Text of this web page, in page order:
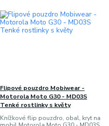
Flipové pouzdro Mobiwear -
Motorola Moto G30 - MD03S
Tenké rostlinky s květy
Knížkové flip pouzdro, obal, kryt na